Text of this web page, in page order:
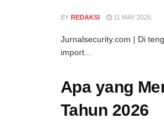
BY REDAKSI 11 MAY 2026
Jurnalsecurity.com | Di
import...
Apa yang
Tahun 2026